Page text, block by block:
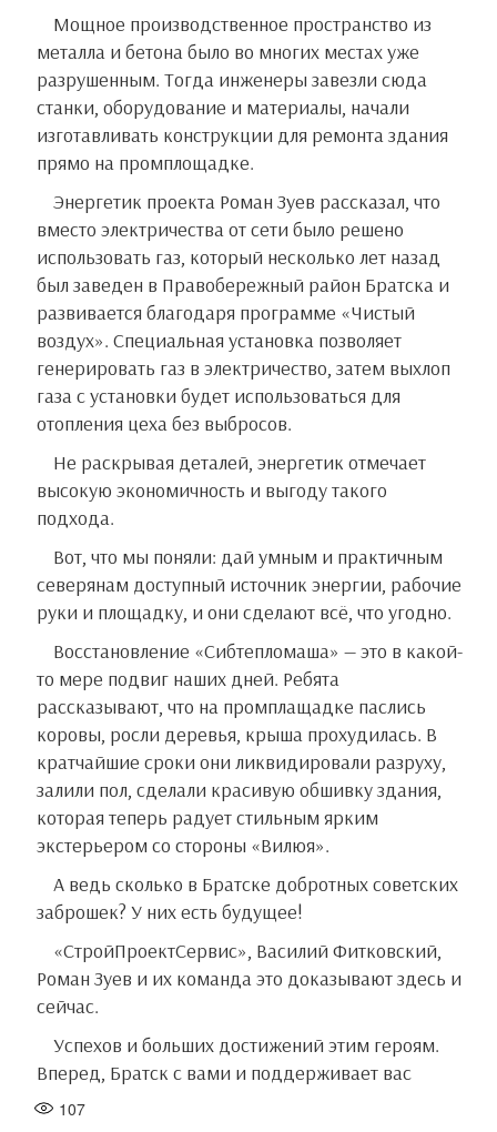
Мощное производственное пространство из
металла и бетона было во многих местах уже
разрушенным. Тогда инженеры завезли сюда
станки, оборудование и материалы, начали
изготавливать конструкции для ремонта здания
прямо на промплощадке.
Энергетик проекта Роман Зуев рассказал, что
вместо электричества от сети было решено
использовать газ, который несколько лет назад
был заведен в Правобережный район Братска и
развивается благодаря программе «Чистый
воздух». Специальная установка позволяет
генерировать газ в электричество, затем выхлоп
газа с установки будет использоваться для
отопления цеха без выбросов.
Не раскрывая деталей, энергетик отмечает
высокую экономичность и выгоду такого
подхода.
Вот, что мы поняли: дай умным и практичным
северянам доступный источник энергии, рабочие
руки и площадку, и они сделают всё, что угодно.
Восстановление «Сибтепломаша» — это в какой-
то мере подвиг наших дней. Ребята
рассказывают, что на промплащадке паслись
коровы, росли деревья, крыша прохудилась. В
кратчайшие сроки они ликвидировали разруху,
залили пол, сделали красивую обшивку здания,
которая теперь радует стильным ярким
экстерьером со стороны «Вилюя».
А ведь сколько в Братске добротных советских
заброшек? У них есть будущее!
«СтройПроектСервис», Василий Фитковский,
Роман Зуев и их команда это доказывают здесь и
сейчас.
Успехов и больших достижений этим героям.
Вперед, Братск с вами и поддерживает вас
107